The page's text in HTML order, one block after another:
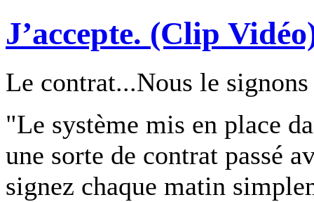
J’accepte. (Clip
Le contrat...Nous le
"Le système mis en place
une sorte de contrat passé
signez chaque matin